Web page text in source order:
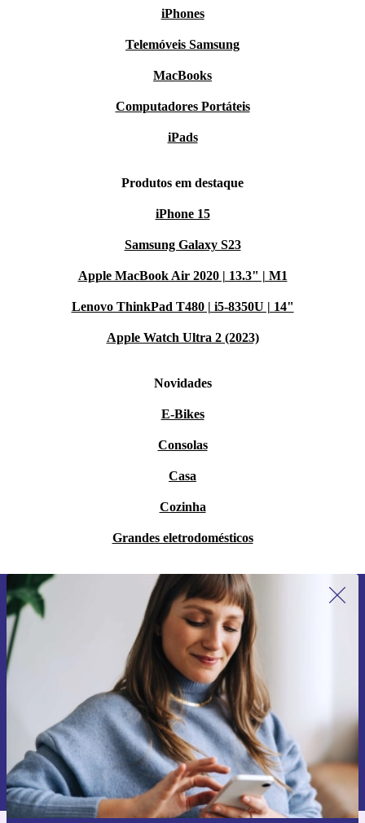
iPhones
Telemóveis Samsung
MacBooks
Computadores Portáteis
iPads
Produtos em destaque
iPhone 15
Samsung Galaxy S23
Apple MacBook Air 2020 | 13.3" | M1
Lenovo ThinkPad T480 | i5-8350U | 14"
Apple Watch Ultra 2 (2023)
Novidades
E-Bikes
Consolas
Casa
Cozinha
Grandes eletrodomésticos
Subscreve a nossa newsletter pela
primeira vez e poupa 15€!
Não percas mais nenhuma oferta.
Pedir voucher
Informações sobre o uso de dados pessoais podem ser encontrados na
nossa
Política de Privacidade.